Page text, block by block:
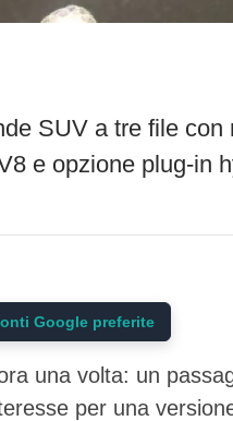
SUV a tre file
e opzione plug-in
Google preferite
una volta: un
per una